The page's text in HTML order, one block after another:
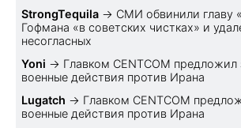
StrongTequila → СМИ обвинили главу
Гофмана «в советских чистках» и
несогласных
Yoni → Главком CENTCOM предложил
военные действия против Ирана
Lugatch → Главком CENTCOM
военные действия против Ирана